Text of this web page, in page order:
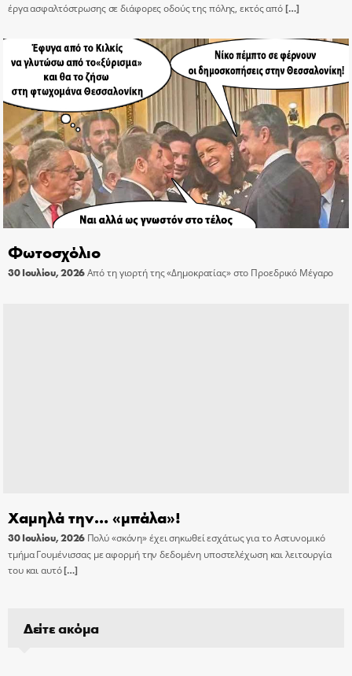
έργα ασφαλτόστρωσης σε διάφορες οδούς της πόλης, εκτός από[…]
Φωτοσχόλιο
30 Ιουλίου, 2026Από τη γιορτή της «Δημοκρατίας» στο Προεδρικό Μέγαρο
Χαμηλά την… «μπάλα»!
30 Ιουλίου, 2026 Πολύ «σκόνη» έχει σηκωθεί εσχάτως για το Αστυνομικό
τμήμα Γουμένισσας με αφορμή την δεδομένη υποστελέχωση και λειτουργία
του και αυτό[…]
Δείτε ακόμα